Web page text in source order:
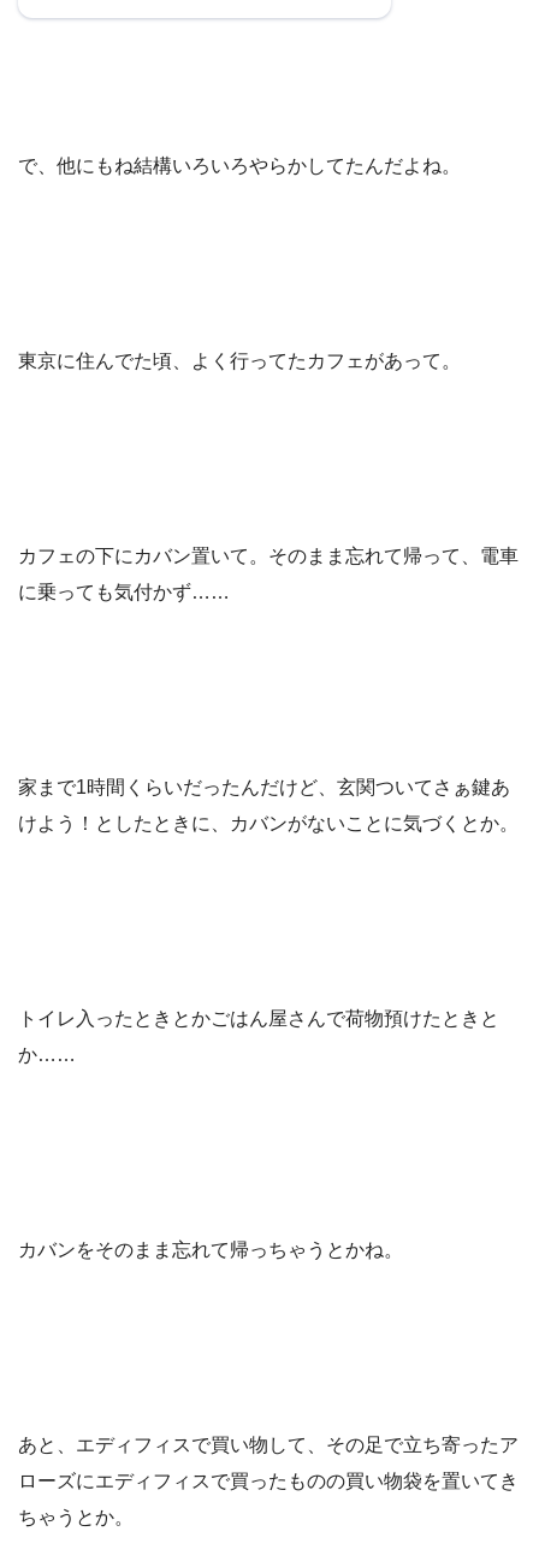
で、他にもね結構いろいろやらかしてたんだよね。
東京に住んでた頃、よく行ってたカフェがあって。
カフェの下にカバン置いて。そのまま忘れて帰って、電車
に乗っても気付かず……
家まで1時間くらいだったんだけど、玄関ついてさぁ鍵あ
けよう！としたときに、カバンがないことに気づくとか。
トイレ入ったときとかごはん屋さんで荷物預けたときと
か……
カバンをそのまま忘れて帰っちゃうとかね。
あと、エディフィスで買い物して、その足で立ち寄ったア
ローズにエディフィスで買ったものの買い物袋を置いてき
ちゃうとか。